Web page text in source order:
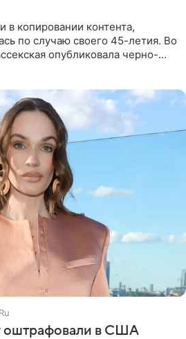
в копировании контента,
по случаю своего 45-летия. Во
опубликовала черно-
оштрафовали в США